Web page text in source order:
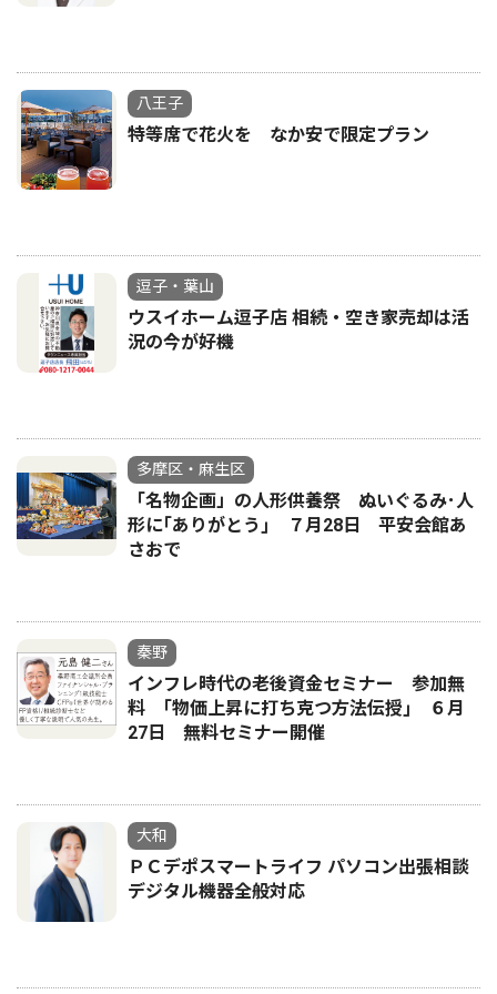
八王子
特等席で花火を なか安で限定プラン
逗子・葉山
ウスイホーム逗子店 相続・空き家売却は活
況の今が好機
多摩区・麻生区
「名物企画」の人形供養祭 ぬいぐるみ･人
形に｢ありがとう｣ ７月28日 平安会館あ
さおで
秦野
インフレ時代の老後資金セミナー 参加無
料 ｢物価上昇に打ち克つ方法伝授｣ ６月
27日 無料セミナー開催
大和
ＰＣデポスマートライフ パソコン出張相談
デジタル機器全般対応